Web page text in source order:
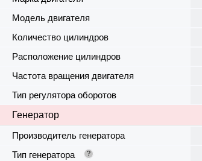
Модель двигателя
Количество цилиндров
Расположение цилиндров
Частота вращения двигателя
Тип регулятора оборотов
Генератор
Производитель генератора
Тип генератора ?